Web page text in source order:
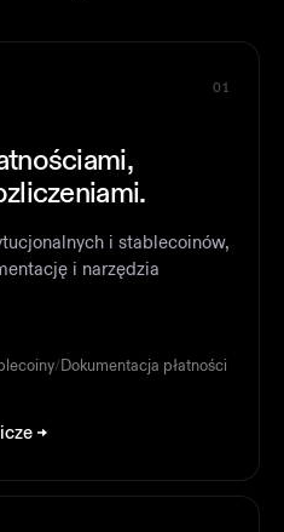
01
i stablecoinów,
i narzędzia
/Dokumentacja płatności